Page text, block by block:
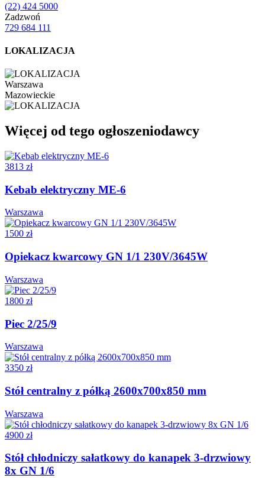
(22) 424 5000
Zadzwoń
729 684 111
LOKALIZACJA
Warszawa
Mazowieckie
Więcej od tego ogłoszeniodawcy
3813 zł
Kebab elektryczny ME-6
Warszawa
1500 zł
Opiekacz kwarcowy GN 1/1 230V/3645W
Warszawa
1800 zł
Piec 2/25/9
Warszawa
3350 zł
Stół centralny z półką 2600x700x850 mm
Warszawa
4900 zł
Stół chłodniczy sałatkowy do kanapek 3-drzwiowy
8x GN 1/6